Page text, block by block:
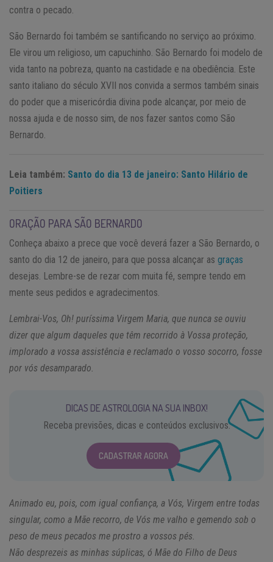
contra o pecado.
São Bernardo foi também se santificando no serviço ao próximo.
Ele virou um religioso, um capuchinho. São Bernardo foi modelo de
vida tanto na pobreza, quanto na castidade e na obediência. Este
santo italiano do século XVII nos convida a sermos também sinais
do poder que a misericórdia divina pode alcançar, por meio de
nossa ajuda e de nosso sim, de nos fazer santos como São
Bernardo.
Leia também: Santo do dia 13 de janeiro: Santo Hilário de
Poitiers
ORAÇÃO PARA SÃO BERNARDO
Conheça abaixo a prece que você deverá fazer a São Bernardo, o
santo do dia 12 de janeiro, para que possa alcançar as graças
desejas. Lembre-se de rezar com muita fé, sempre tendo em
mente seus pedidos e agradecimentos.
Lembrai-Vos, Oh! puríssima Virgem Maria, que nunca se ouviu
dizer que algum daqueles que têm recorrido à Vossa proteção,
implorado a vossa assistência e reclamado o vosso socorro, fosse
por vós desamparado.
DICAS DE ASTROLOGIA NA SUA INBOX!
Receba previsões, dicas e conteúdos exclusivos.
CADASTRAR AGORA
Animado eu, pois, com igual confiança, a Vós, Virgem entre todas
singular, como a Mãe recorro, de Vós me valho e gemendo sob o
peso de meus pecados me prostro a vossos pés.
Não desprezeis as minhas súplicas, ó Mãe do Filho de Deus